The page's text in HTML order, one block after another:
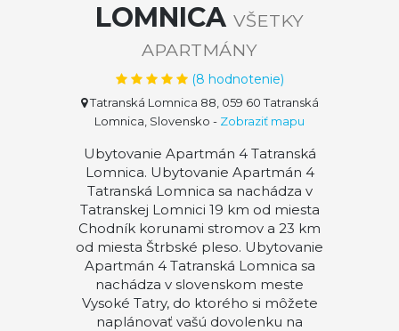
LOMNICA VŠETKY
APARTMÁNY
(8 hodnotenie)
Tatranská Lomnica 88, 059 60 Tatranská
Lomnica, Slovensko - Zobraziť mapu
Ubytovanie Apartmán 4 Tatranská
Lomnica. Ubytovanie Apartmán 4
Tatranská Lomnica sa nachádza v
Tatranskej Lomnici 19 km od miesta
Chodník korunami stromov a 23 km
od miesta Štrbské pleso. Ubytovanie
Apartmán 4 Tatranská Lomnica sa
nachádza v slovenskom meste
Vysoké Tatry, do ktorého si môžete
naplánovať vašú dovolenku na